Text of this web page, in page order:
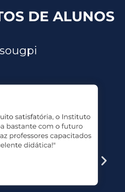
DE ALUNOS